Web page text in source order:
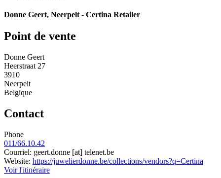
Donne Geert, Neerpelt - Certina Retailer
Point de vente
Donne Geert
Heerstraat 27
3910
Neerpelt
Belgique
Contact
Phone
011/66.10.42
Courriel: geert.donne [at] telenet.be
Website: https://juwelierdonne.be/collections/vendors?q=Certina
Voir l'itinéraire